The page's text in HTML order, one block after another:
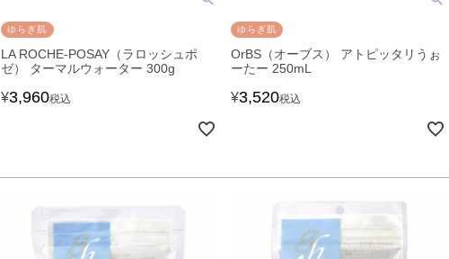
ゆらぎ肌
LA ROCHE-POSAY（ラロッシュポ
ゼ） ターマルウォーター 300g
¥3,960税込
ゆらぎ肌
OrBS（オーブス） アトピッタリうぉ
ーたー 250mL
¥3,520税込